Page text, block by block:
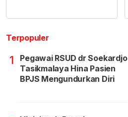
Terpopuler
1
Pegawai RSUD dr Soekardjo
Tasikmalaya Hina Pasien
BPJS Mengundurkan Diri